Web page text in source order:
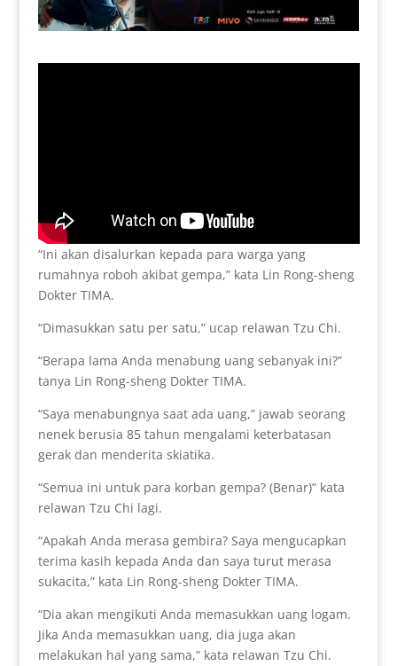
“Ini akan disalurkan kepada para warga yang
rumahnya roboh akibat gempa,” kata Lin Rong-sheng
Dokter TIMA.
“Dimasukkan satu per satu,” ucap relawan Tzu Chi.
“Berapa lama Anda menabung uang sebanyak ini?”
tanya Lin Rong-sheng Dokter TIMA.
“Saya menabungnya saat ada uang,” jawab seorang
nenek berusia 85 tahun mengalami keterbatasan
gerak dan menderita skiatika.
“Semua ini untuk para korban gempa? (Benar)” kata
relawan Tzu Chi lagi.
“Apakah Anda merasa gembira? Saya mengucapkan
terima kasih kepada Anda dan saya turut merasa
sukacita,” kata Lin Rong-sheng Dokter TIMA.
“Dia akan mengikuti Anda memasukkan uang logam.
Jika Anda memasukkan uang, dia juga akan
melakukan hal yang sama,” kata relawan Tzu Chi.